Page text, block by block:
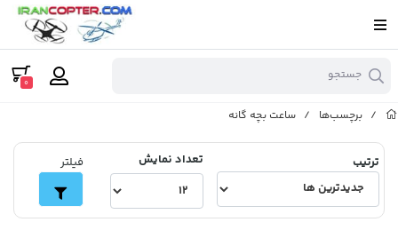
جستجو 0
/ برچسب‌ها / ساعت بچه گانه
ترتیب تعداد نمایش فیلتر